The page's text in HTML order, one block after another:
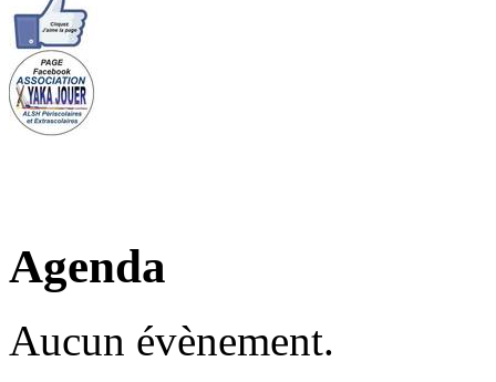
Agenda
Aucun évènement.